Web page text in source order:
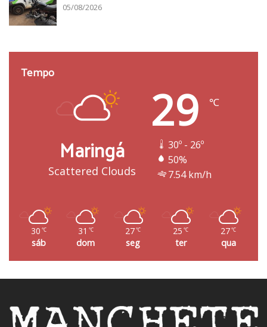
05/08/2026
Tempo
Maringá
Scattered Clouds
29 ℃
30º - 26º
50%
7.54 km/h
30 ℃
sáb
31 ℃
dom
27℃
seg
25 ℃
ter
27℃
qua